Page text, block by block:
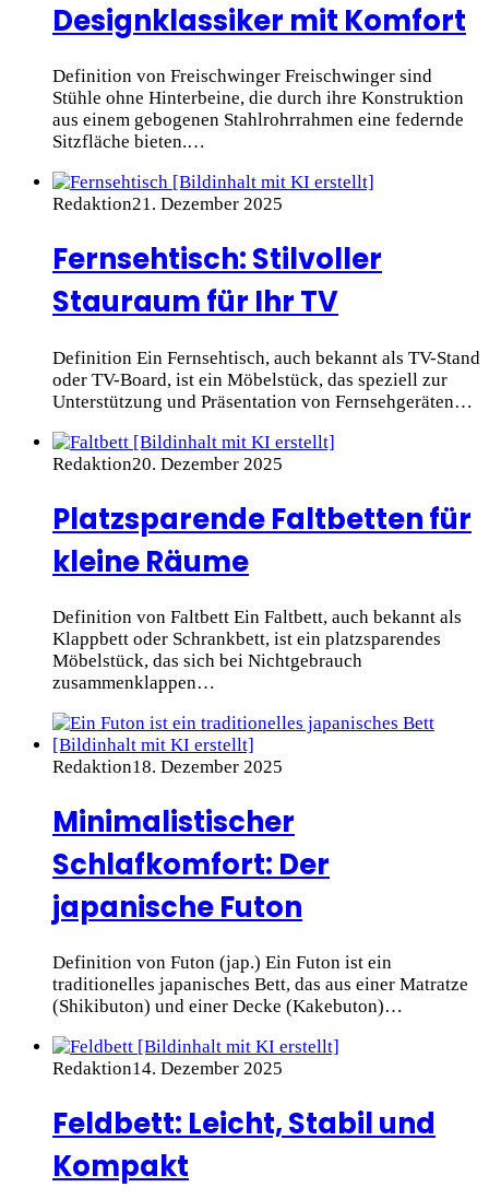
Designklassiker mit Komfort
Definition von Freischwinger Freischwinger sind
Stühle ohne Hinterbeine, die durch ihre Konstruktion
aus einem gebogenen Stahlrohrrahmen eine federnde
Sitzfläche bieten.…
Redaktion21. Dezember 2025
Fernsehtisch: Stilvoller
Stauraum für Ihr TV
Definition Ein Fernsehtisch, auch bekannt als TV-Stand
oder TV-Board, ist ein Möbelstück, das speziell zur
Unterstützung und Präsentation von Fernsehgeräten…
Redaktion20. Dezember 2025
Platzsparende Faltbetten für
kleine Räume
Definition von Faltbett Ein Faltbett, auch bekannt als
Klappbett oder Schrankbett, ist ein platzsparendes
Möbelstück, das sich bei Nichtgebrauch
zusammenklappen…
Redaktion18. Dezember 2025
Minimalistischer
Schlafkomfort: Der
japanische Futon
Definition von Futon (jap.) Ein Futon ist ein
traditionelles japanisches Bett, das aus einer Matratze
(Shikibuton) und einer Decke (Kakebuton)…
Redaktion14. Dezember 2025
Feldbett: Leicht, Stabil und
Kompakt